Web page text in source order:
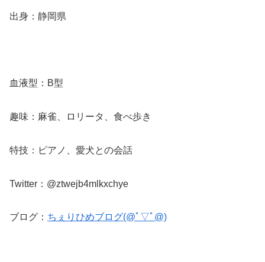
出身：静岡県
血液型：B型
趣味：麻雀、ロリータ、食べ歩き
特技：ピアノ、愛犬との会話
Twitter：@ztwejb4mlkxchye
ブログ： ちぇりひめブログ(@ﾟ▽ﾟ@)